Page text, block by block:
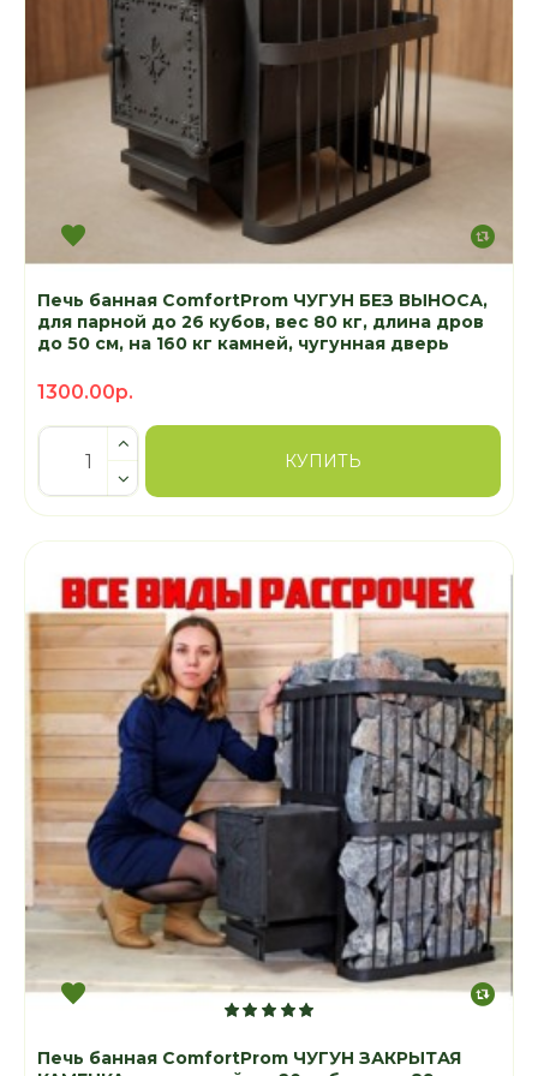
Печь банная ComfortProm ЧУГУН БЕЗ ВЫНОСА,
для парной до 26 кубов, вес 80 кг, длина дров
до 50 см, на 160 кг камней, чугунная дверь
1300.00р.
КУПИТЬ
Печь банная ComfortProm ЧУГУН ЗАКРЫТАЯ